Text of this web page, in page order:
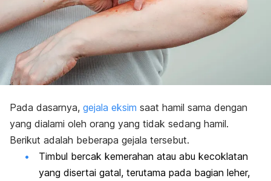
Pada dasarnya, gejala eksim saat hamil sama dengan
yang dialami oleh orang yang tidak sedang hamil.
Berikut adalah beberapa gejala tersebut.
Timbul bercak kemerahan atau abu kecoklatan
yang disertai gatal, terutama pada bagian leher,